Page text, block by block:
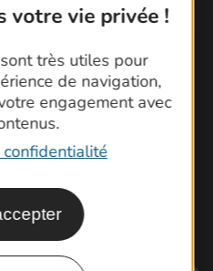
votre vie privée !
très utiles pour
de navigation,
engagement avec
Gard en famille
Camargue
en Cévennes